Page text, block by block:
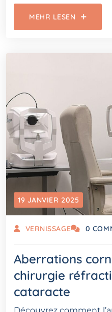
MEHR LESEN
19 JANVIER 2025
VERNISSAGE 0
Aberrations
chirurgie
cataracte